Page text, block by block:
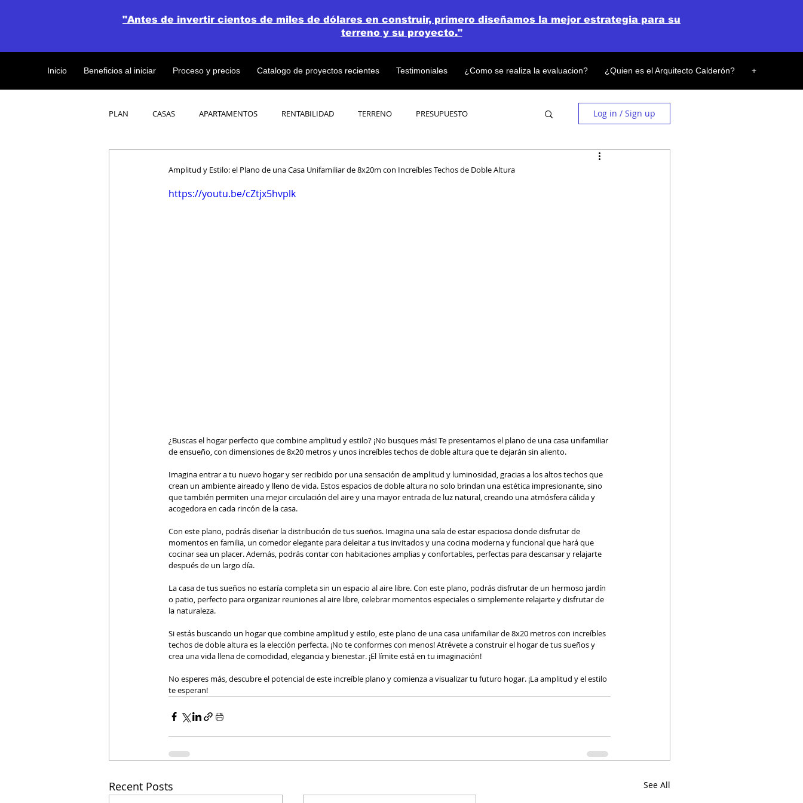
Inicio Beneficios al iniciar Proceso y precios Catalogo de proyectos recientes Testimoniales ¿Como se realiza la evaluacion? ¿Quien es el Arquitecto Calderón? +
"Antes de invertir cientos de miles de dólares en construir, primero diseñamos la mejor estrategia para su
terreno y su proyecto."
PLAN CASAS APARTAMENTOS RENTABILIDAD TERRENO PRESUPUESTO Log in / Sign up
Amplitud y Estilo: el Plano de una Casa Unifamiliar de 8x20m con Increíbles Techos de Doble Altura
https://youtu.be/cZtjx5hvplk
¿Buscas el hogar perfecto que combine amplitud y estilo? ¡No busques más! Te presentamos el plano de una casa unifamiliar
de ensueño, con dimensiones de 8x20 metros y unos increíbles techos de doble altura que te dejarán sin aliento.
Imagina entrar a tu nuevo hogar y ser recibido por una sensación de amplitud y luminosidad, gracias a los altos techos que
crean un ambiente aireado y lleno de vida. Estos espacios de doble altura no solo brindan una estética impresionante, sino
que también permiten una mejor circulación del aire y una mayor entrada de luz natural, creando una atmósfera cálida y
acogedora en cada rincón de la casa.
Con este plano, podrás diseñar la distribución de tus sueños. Imagina una sala de estar espaciosa donde disfrutar de
momentos en familia, un comedor elegante para deleitar a tus invitados y una cocina moderna y funcional que hará que
cocinar sea un placer. Además, podrás contar con habitaciones amplias y confortables, perfectas para descansar y relajarte
después de un largo día.
La casa de tus sueños no estaría completa sin un espacio al aire libre. Con este plano, podrás disfrutar de un hermoso jardín
o patio, perfecto para organizar reuniones al aire libre, celebrar momentos especiales o simplemente relajarte y disfrutar de
la naturaleza.
Si estás buscando un hogar que combine amplitud y estilo, este plano de una casa unifamiliar de 8x20 metros con increíbles
techos de doble altura es la elección perfecta. ¡No te conformes con menos! Atrévete a construir el hogar de tus sueños y
crea una vida llena de comodidad, elegancia y bienestar. ¡El límite está en tu imaginación!
No esperes más, descubre el potencial de este increíble plano y comienza a visualizar tu futuro hogar. ¡La amplitud y el estilo
te esperan!
Recent Posts See All